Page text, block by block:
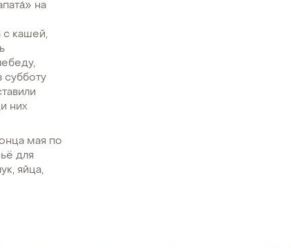
на
с кашей,
субботу
них
мая по
для
яйца,